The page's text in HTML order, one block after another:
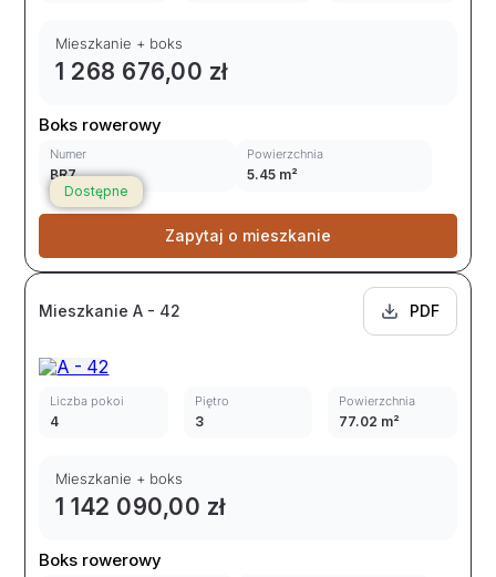
Dostępne
Mieszkanie + boks
1 268 676,00 zł
Boks rowerowy
Numer
BR7
Powierzchnia
5.45 m²
Zapytaj o mieszkanie
Mieszkanie A - 42 PDF
Liczba pokoi
4
Piętro
3
Powierzchnia
77.02 m²
Mieszkanie + boks
1 142 090,00 zł
Boks rowerowy